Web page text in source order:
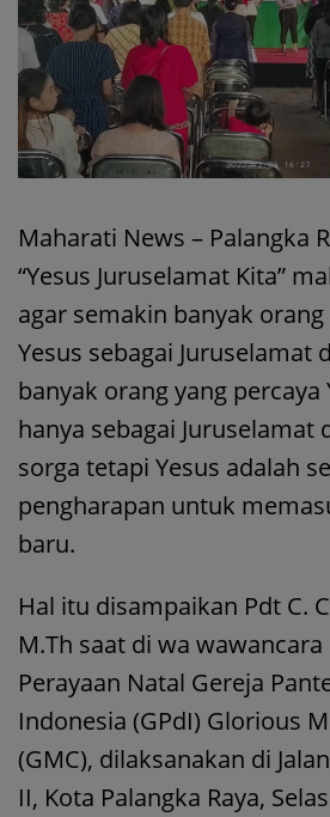
Maharati News – Palangka
“Yesus Juruselamat Kita”
agar semakin banyak
Yesus sebagai Juruselamat
banyak orang yang percaya
hanya sebagai Juruselamat
sorga tetapi Yesus adalah
pengharapan untuk
baru.
Hal itu disampaikan Pdt C.
M.Th saat di wa
Perayaan Natal Gereja
Indonesia (GPdI) Glorious
(GMC), dilaksanakan di
II, Kota Palangka Raya,